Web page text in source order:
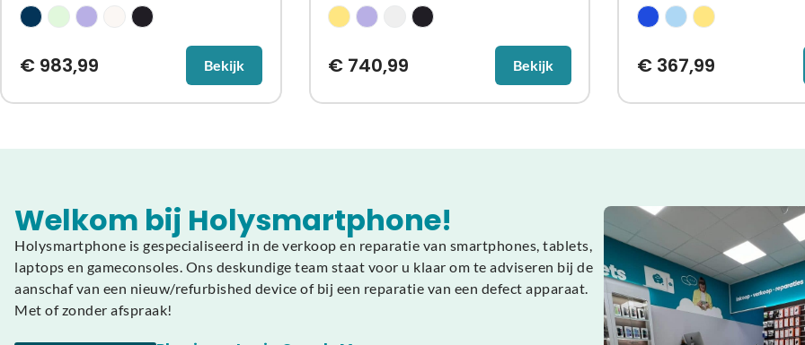
€983,99 Bekijk € 740,99 Bekijk €367,99
Welkom bij Holysmartphone!
Holysmartphone is gespecialiseerd in de verkoop en reparatie van smartphones, tablets,
laptops en gameconsoles. Ons deskundige team staat voor u klaar om te adviseren bij de
aanschaf van een nieuw/refurbished device of bij een reparatie van een defect apparaat.
Met of zonder afspraak!